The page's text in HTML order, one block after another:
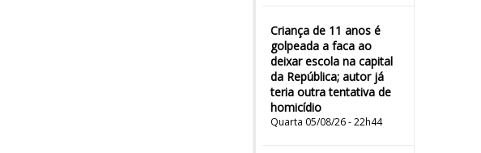
Criança de 11 anos é
golpeada a faca ao
deixar escola na capital
da República; autor já
teria outra tentativa de
homicídio
Quarta 05/08/26 - 22h44